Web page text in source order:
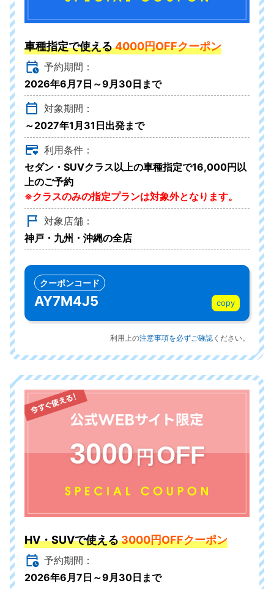
車種指定で使える4000円OFFクーポン
予約期間：
2026年6月7日～9月30日まで
対象期間：
～2027年1月31日出発まで
利用条件：
セダン・SUVクラス以上の車種指定で16,000円以
上のご予約
※クラスのみの指定プランは対象外となります。
対象店舗：
神戸・九州・沖縄の全店
クーポンコード
AY7M4J5 copy
利用上の注意事項を必ずご確認 ください。
3000円OFF
HV・SUVで使える3000円OFFクーポン
予約期間：
2026年6月7日～9月30日まで